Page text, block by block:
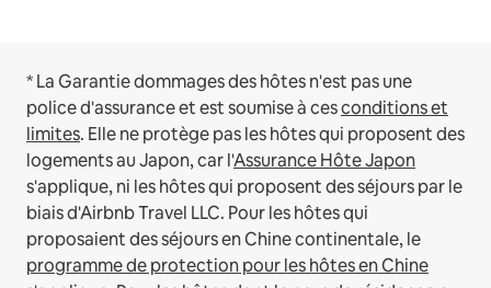
* La Garantie dommages des hôtes n'est pas une
police d'assurance et est soumise à cesconditions et
limites. Elle ne protège pas les hôtes qui proposent des
logements au Japon, car l'Assurance Hôte Japon
s'applique, ni les hôtes qui proposent des séjours par le
biais d'Airbnb Travel LLC. Pour les hôtes qui
proposaient des séjours en Chine continentale, le
programme de protection pour les hôtes en Chine